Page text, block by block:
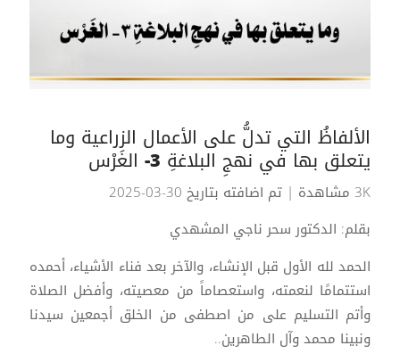
الألفاظُ التي تدلُّ على الأعمال الزراعية وما
يتعلق بها في نهجِ البلاغةِ 3- الغَرْس
3K مشاهدة
| تم اضافته بتاريخ 30-03-2025
بقلم: الدكتور سحر ناجي المشهدي
الحمد لله الأول قبل الإنشاء، والآخر بعد فناء الأشياء، أحمده
استتمامًا لنعمته، واستعصاماً من معصيته، وأفضل الصلاة
وأتم التسليم على من اصطفى من الخلق أجمعين سيدنا
ونبينا محمد وآل الطاهرين..